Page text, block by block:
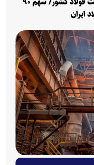
ایران